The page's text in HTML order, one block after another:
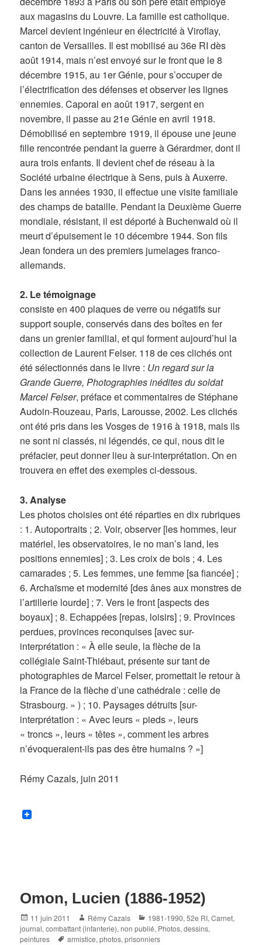
aux magasins du Louvre. La famille est catholique.
Marcel devient ingénieur en électricité à Viroflay,
canton de Versailles. Il est mobilisé au 36e RI dès
août 1914, mais n’est envoyé sur le front que le 8
décembre 1915, au 1er Génie, pour s’occuper de
l’électrification des défenses et observer les lignes
ennemies. Caporal en août 1917, sergent en
novembre, il passe au 21e Génie en avril 1918.
Démobilisé en septembre 1919, il épouse une jeune
fille rencontrée pendant la guerre à Gérardmer, dont il
aura trois enfants. Il devient chef de réseau à la
Société urbaine électrique à Sens, puis à Auxerre.
Dans les années 1930, il effectue une visite familiale
des champs de bataille. Pendant la Deuxième Guerre
mondiale, résistant, il est déporté à Buchenwald où il
meurt d’épuisement le 10 décembre 1944. Son fils
Jean fondera un des premiers jumelages franco-
allemands.
2. Le témoignage
consiste en 400 plaques de verre ou négatifs sur
support souple, conservés dans des boîtes en fer
dans un grenier familial, et qui forment aujourd’hui la
collection de Laurent Felser. 118 de ces clichés ont
été sélectionnés dans le livre : Un regard sur la
Grande Guerre, Photographies inédites du soldat
Marcel Felser, préface et commentaires de Stéphane
Audoin-Rouzeau, Paris, Larousse, 2002. Les clichés
ont été pris dans les Vosges de 1916 à 1918, mais ils
ne sont ni classés, ni légendés, ce qui, nous dit le
préfacier, peut donner lieu à sur-interprétation. On en
trouvera en effet des exemples ci-dessous.
3. Analyse
Les photos choisies ont été réparties en dix rubriques
: 1. Autoportraits ; 2. Voir, observer [les hommes, leur
matériel, les observatoires, le no man’s land, les
positions ennemies] ; 3. Les croix de bois ; 4. Les
camarades ; 5. Les femmes, une femme [sa fiancée] ;
6. Archaïsme et modernité [des ânes aux monstres de
l’artillerie lourde] ; 7. Vers le front [aspects des
boyaux] ; 8. Echappées [repas, loisirs] ; 9. Provinces
perdues, provinces reconquises [avec sur-
interprétation : « À elle seule, la flèche de la
collégiale Saint-Thiébaut, présente sur tant de
photographies de Marcel Felser, promettait le retour à
la France de la flèche d’une cathédrale : celle de
Strasbourg. » ) ; 10. Paysages détruits [sur-
interprétation : « Avec leurs « pieds », leurs
« troncs », leurs « têtes », comment les arbres
n’évoqueraient-ils pas des être humains ? »]
Rémy Cazals, juin 2011
Omon, Lucien (1886-1952)
Posted
on
11 juin 2011 Author
Rémy Cazals Categories
1981-1990,52e RI,Carnet,
journal,combattant (infanterie),non publié, Photos, dessins,
peintures
Tags
armistice,photos,prisonniers